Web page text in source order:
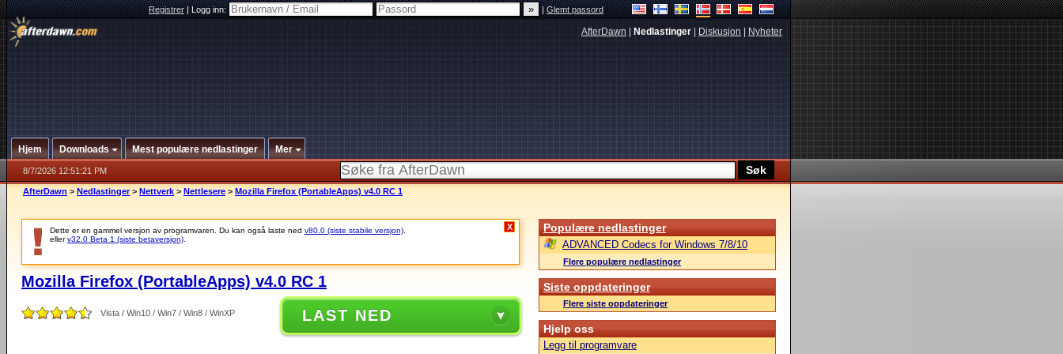
Registrer|Logg inn: |Glemt passord
AfterDawn Nedlastinger Diskusjon Nyheter
Hjem Downloads Mest populære nedlastinger Mer
8/7/2026 12:51:21 PM
AfterDawn > Nedlastinger > Nettverk > Nettlesere > Mozilla Firefox (PortableApps) v4.0 RC 1
Dette er en gammel versjon av programvaren. Du kan også laste ned v80.0 (siste stabile versjon)
ellerv32.0 Beta 1 (siste betaversjon)
X
Mozilla Firefox (PortableApps) v4.0 RC 1
Vista / Win10 / Win7 / Win8 / WinXP LAST NED
Populære nedlastinger
ADVANCED Codecs for Windows 7/8/10
Flere populære nedlastinger
Siste oppdateringer
Flere siste oppdateringer
Hjelp oss
Legg til programvare